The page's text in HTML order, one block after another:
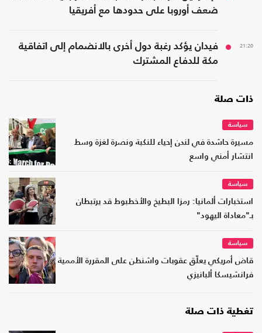
ضعف أوروبا على حدودها مع أفريقيا
21:20
فيدان يؤكد رغبة دول أخرى بالانضمام إلى اتفاقية
مكة للدفاع المشترك
ذات صلة
سياسة
مسيرة حاشدة في لندن إحياء للنكبة ونصرة لغزة وسط
انتشار أمني واسع
سياسة
استخبارات ألمانيا: رمزا البطيخ والأخطبوط قد يرتبطان
بـ"معاداة اليهود"
سياسة
قاض أمريكي يعلّق عقوبات واشنطن على المقررة الأممية
فرانشيسكا ألبانيزي
تغطية ذات صلة